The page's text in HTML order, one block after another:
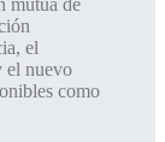
mutua de
el
el nuevo
como